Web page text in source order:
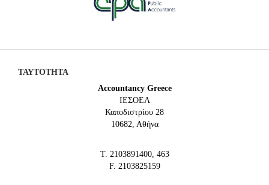
ΤΑΥΤΟΤΗΤΑ
Accountancy Greece
IEΣΟΕΛ
Καποδιστρίου 28
10682, Αθήνα
Τ. 2103891400, 463
F. 2103825159